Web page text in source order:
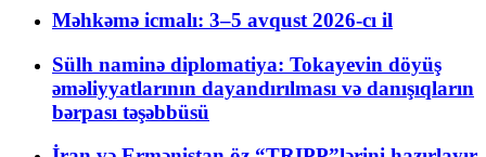
Məhkəmə icmalı: 3–5 avqust 2026-cı il
Sülh naminə diplomatiya: Tokayevin döyüş
əməliyyatlarının dayandırılması və danışıqların
bərpası təşəbbüsü